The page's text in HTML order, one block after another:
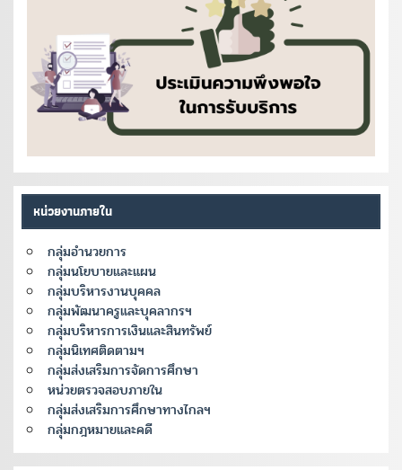
หน่วยงานภายใน
กลุ่มอำนวยการ
กลุ่มนโยบายและแผน
กลุ่มบริหารงานบุคคล
กลุ่มพัฒนาครูและบุคลากรฯ
กลุ่มบริหารการเงินและสินทรัพย์
กลุ่มนิเทศติดตามฯ
กลุ่มส่งเสริมการจัดการศึกษา
หน่วยตรวจสอบภายใน
กลุ่มส่งเสริมการศึกษาทางไกลฯ
กลุ่มกฎหมายและคดี